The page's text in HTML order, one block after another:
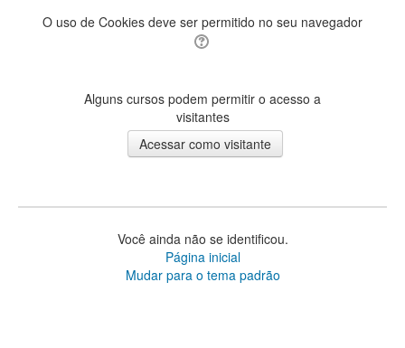
O uso de Cookies deve ser permitido no seu navegador
Alguns cursos podem permitir o acesso a
visitantes
Você ainda não se identificou.
Página inicial
Mudar para o tema padrão